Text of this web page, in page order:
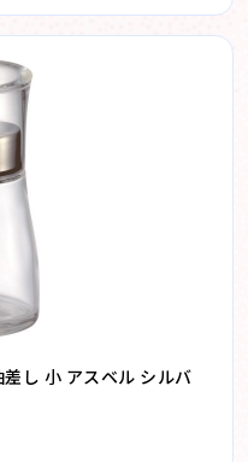
し 小 アスベル シルバ